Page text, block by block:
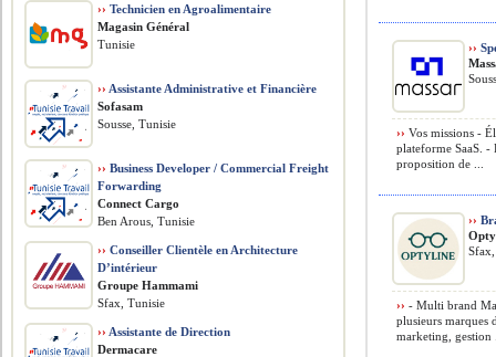
››
›› Vos missions -
plateforme SaaS. -
proposition de ...
››
›› - Multi brand
plusieurs
marketing, gestion
›› Technicien en Agroalimentaire
Magasin Général
Tunisie
›› Assistante Administrative et Financière
Sofasam
Sousse, Tunisie
›› Business Developer / Commercial Freight
Forwarding
Connect Cargo
Ben Arous, Tunisie
›› Conseiller Clientèle en Architecture
D’intérieur
Groupe Hammami
Sfax, Tunisie
›› Assistante de Direction
Dermacare